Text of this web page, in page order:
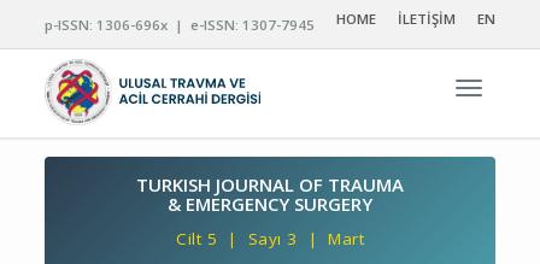
p-ISSN: 1306-696x | e-ISSN: 1307-7945 HOME İLETİŞİM EN
TURKISH JOURNAL OF TRAUMA
& EMERGENCY SURGERY
Cilt 5 | Sayı 3 | Mart